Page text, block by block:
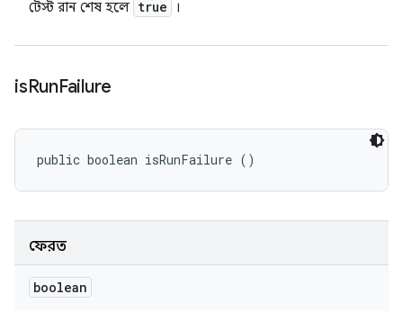
টেস্ট রান শেষ হলে true ।
isRunFailure
public boolean isRunFailure ()
ফেরত
boolean